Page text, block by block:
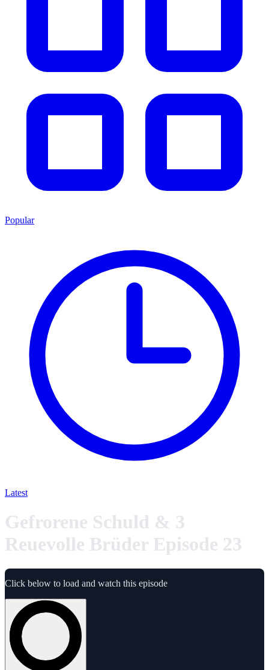
Popular
Latest
Gefrorene Schuld & 3
Reuevolle Brüder Episode 23
Click below to load and watch this episode